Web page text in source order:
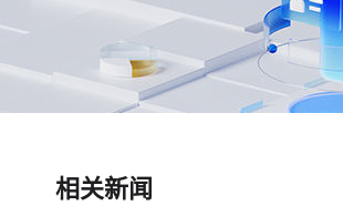
相关新闻